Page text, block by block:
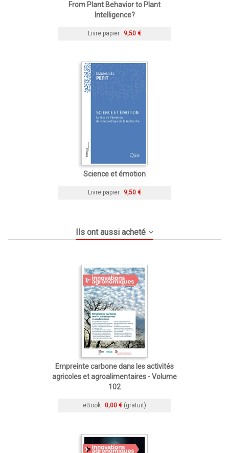
From Plant Behavior to Plant
Intelligence?
Livre papier 9,50 €
Science et émotion
Livre papier 9,50 €
Ils ont aussi acheté
Empreinte carbone dans les activités
agricoles et agroalimentaires - Volume
102
eBook 0,00 € (gratuit)